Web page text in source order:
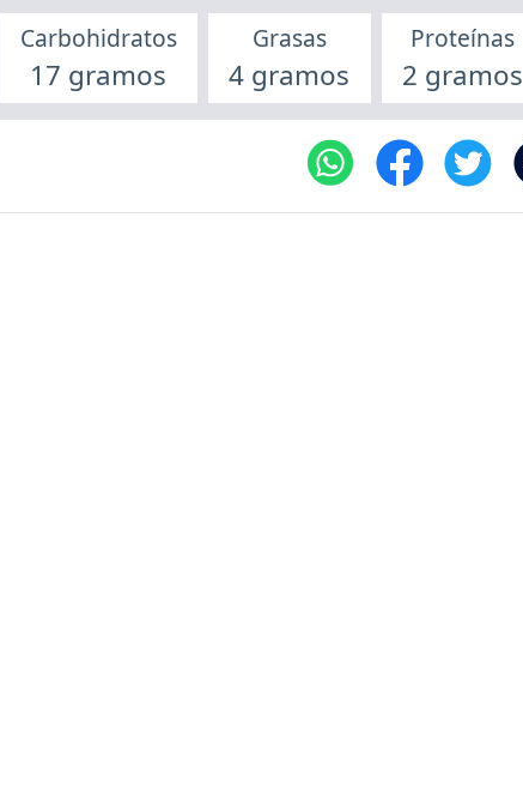
Carbohidratos
17 gramos
Grasas
4 gramos
Proteínas
2 gramos